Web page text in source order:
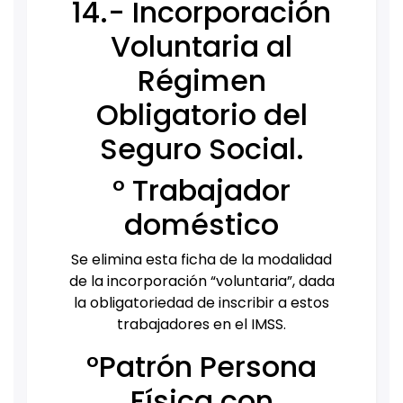
14.- Incorporación
Voluntaria al
Régimen
Obligatorio del
Seguro Social.
° Trabajador
doméstico
Se elimina esta ficha de la modalidad
de la incorporación “voluntaria”, dada
la obligatoriedad de inscribir a estos
trabajadores en el IMSS.
°Patrón Persona